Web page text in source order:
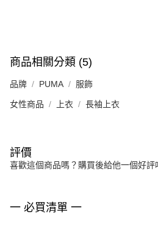
商品相關分類 (5)
品牌 PUMA 服飾
女性商品 上衣 長袖上衣
評價
喜歡這個商品嗎？購買後給他一個好評
一 必買清單 一